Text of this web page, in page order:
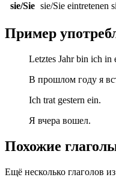
sie/Sie sie/Sie eintretenen
Пример
Letztes Jahr bin ich in
В прошлом году я
Ich trat gestern ein.
Я вчера вошел.
Похожие
Ещё несколько глаголов